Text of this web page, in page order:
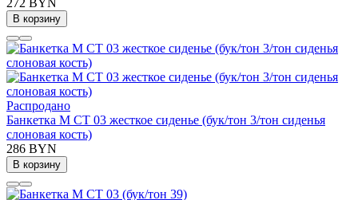
В корзину
Распродано
Банкетка М СТ 03 жесткое сиденье (бук/тон 3/тон сиденья
слоновая кость)
286 BYN
В корзину